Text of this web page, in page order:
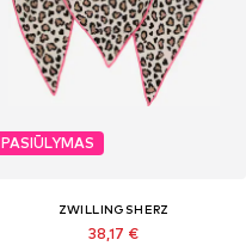
PASIŪLYMAS
ZWILLINGSHERZ
38,17 €